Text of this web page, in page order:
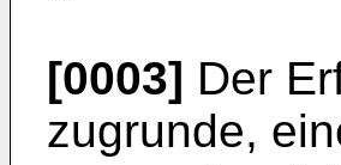
[0003] Der
zugrunde,